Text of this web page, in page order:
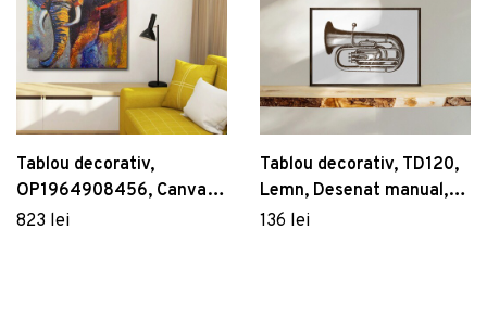
Tablou decorativ,
OP1964908456, Canvas,
Cadru: 100% LEMN
823 lei
Tablou decorativ, TD120,
Lemn, Desenat manual,
Natural
136 lei